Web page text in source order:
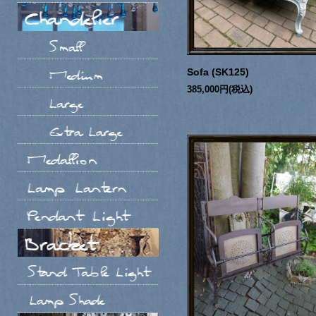
Sofa (SK125)
385,000円(税込)